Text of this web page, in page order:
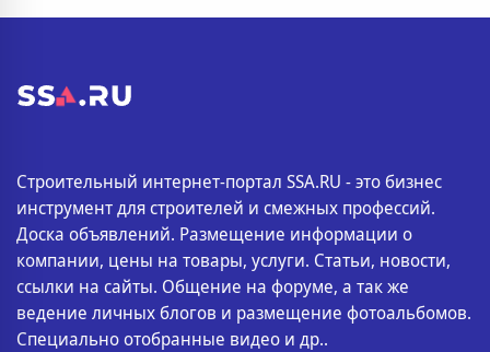
Строительный интернет-портал SSA.RU - это бизнес
инструмент для строителей и смежных профессий.
Доска объявлений. Размещение информации о
компании, цены на товары, услуги. Статьи, новости,
ссылки на сайты. Общение на форуме, а так же
ведение личных блогов и размещение фотоальбомов.
Специально отобранные видео и др..